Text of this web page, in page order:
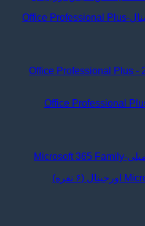
خرید لایسنس آفیس 2019 اورجینال-Office Professional Plus